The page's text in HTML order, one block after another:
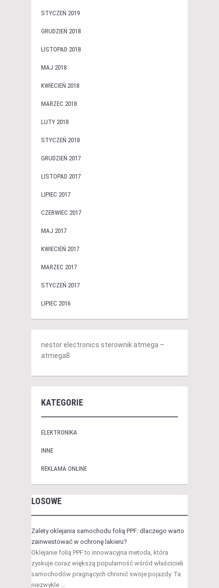
STYCZEŃ 2019
GRUDZIEŃ 2018
LISTOPAD 2018
MAJ 2018
KWIECIEŃ 2018
MARZEC 2018
LUTY 2018
STYCZEŃ 2018
GRUDZIEŃ 2017
LISTOPAD 2017
LIPIEC 2017
CZERWIEC 2017
MAJ 2017
KWIECIEŃ 2017
MARZEC 2017
STYCZEŃ 2017
LIPIEC 2016
nestor electronics sterownik atmega –
atmega8
KATEGORIE
ELEKTRONIKA
INNE
REKLAMA ONLINE
LOSOWE
Zalety oklejania samochodu folią PPF: dlaczego warto
zainwestować w ochronę lakieru?
Oklejanie folią PPF to innowacyjna metoda, która
zyskuje coraz większą popularność wśród właścicieli
samochodów pragnących chronić swoje pojazdy. Ta
niezwykle …